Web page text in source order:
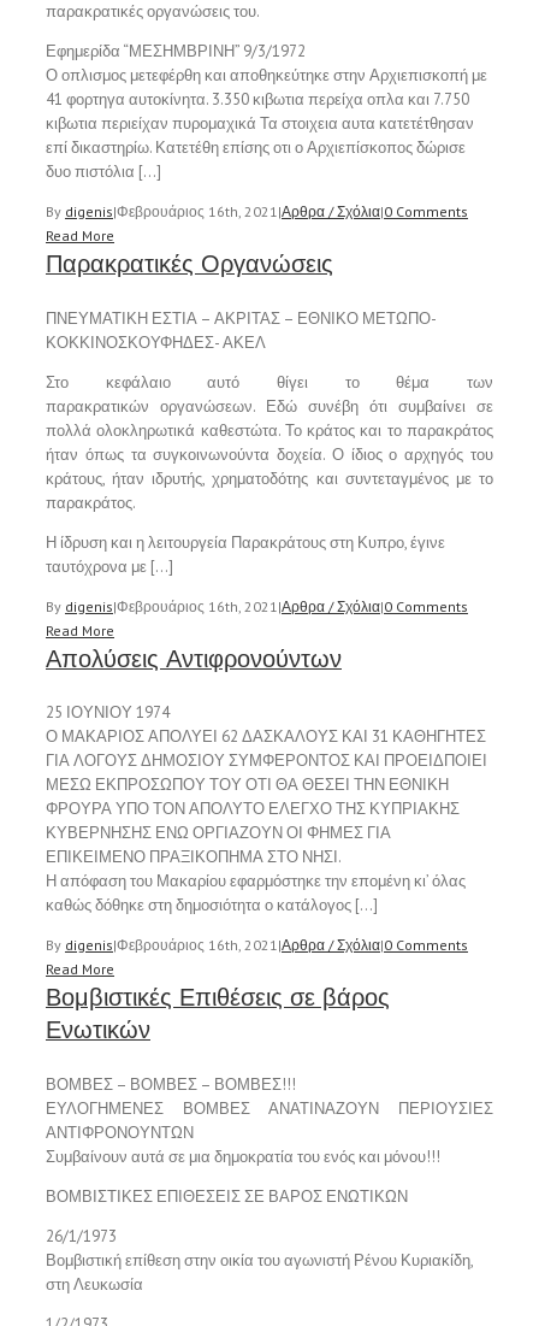
παρακρατικές οργανώσεις του.
Εφημερίδα “ΜΕΣΗΜΒΡΙΝΗ” 9/3/1972
Ο οπλισμος μετεφέρθη και αποθηκεύτηκε στην Αρχιεπισκοπή με
41 φορτηγα αυτοκίνητα. 3.350 κιβωτια περείχα οπλα και 7.750
κιβωτια περιείχαν πυρομαχικά Τα στοιχεια αυτα κατετέτθησαν
επί δικαστηρίω. Κατετέθη επίσης οτι ο Αρχιεπίσκοπος δώρισε
δυο πιστόλια […]
By digenis|Φεβρουάριος 16th, 2021|Αρθρα / Σχόλια|0 Comments
Read More
Παρακρατικές Οργανώσεις
ΠΝΕΥΜΑΤΙΚΗ ΕΣΤΙΑ – ΑΚΡΙΤΑΣ – ΕΘΝΙΚΟ ΜΕΤΩΠΟ-
ΚΟΚΚΙΝΟΣΚΟΥΦΗΔΕΣ- ΑΚΕΛ
Στο κεφάλαιο αυτό θίγει το θέμα των
παρακρατικών οργανώσεων. Εδώ συνέβη ότι συμβαίνει σε
πολλά ολοκληρωτικά καθεστώτα. Το κράτος και το παρακράτος
ήταν όπως τα συγκοινωνούντα δοχεία. Ο ίδιος ο αρχηγός του
κράτους, ήταν ιδρυτής, χρηματοδότης και συντεταγμένος με το
παρακράτος.
Η ίδρυση και η λειτουργεία Παρακράτους στη Κυπρο, έγινε
ταυτόχρονα με […]
By digenis|Φεβρουάριος 16th, 2021 |Αρθρα / Σχόλια|0 Comments
Read More
Απολύσεις Αντιφρονούντων
25 ΙΟΥΝΙΟΥ 1974
Ο ΜΑΚΑΡΙΟΣ ΑΠΟΛΥΕΙ 62 ΔΑΣΚΑΛΟΥΣ ΚΑΙ 31 ΚΑΘΗΓΗΤΕΣ
ΓΙΑ ΛΟΓΟΥΣ ΔΗΜΟΣΙΟΥ ΣΥΜΦΕΡΟΝΤΟΣ ΚΑΙ ΠΡΟΕΙΔΠΟΙΕΙ
ΜΕΣΩ ΕΚΠΡΟΣΩΠΟΥ ΤΟΥ ΟΤΙ ΘΑ ΘΕΣΕΙ ΤΗΝ ΕΘΝΙΚΗ
ΦΡΟΥΡΑ ΥΠΟ ΤΟΝ ΑΠΟΛΥΤΟ ΕΛΕΓΧΟ ΤΗΣ ΚΥΠΡΙΑΚΗΣ
ΚΥΒΕΡΝΗΣΗΣ ΕΝΩ ΟΡΓΙΑΖΟΥΝ ΟΙ ΦΗΜΕΣ ΓΙΑ
ΕΠΙΚΕΙΜΕΝΟ ΠΡΑΞΙΚΟΠΗΜΑ ΣΤΟ ΝΗΣΙ.
Η απόφαση του Μακαρίου εφαρμόστηκε την επομένη κι’ όλας
καθώς δόθηκε στη δημοσιότητα ο κατάλογος […]
By digenis|Φεβρουάριος 16th, 2021|Αρθρα / Σχόλια|0 Comments
Read More
Βομβιστικές Επιθέσεις σε βάρος
Ενωτικών
ΒΟΜΒΕΣ – ΒΟΜΒΕΣ – ΒΟΜΒΕΣ!!!
ΕΥΛΟΓΗΜΕΝΕΣ ΒΟΜΒΕΣ ΑΝΑΤΙΝΑΖΟΥΝ ΠΕΡΙΟΥΣΙΕΣ
ΑΝΤΙΦΡΟΝΟΥΝΤΩΝ
Συμβαίνουν αυτά σε μια δημοκρατία του ενός και μόνου!!!
ΒΟΜΒΙΣΤΙΚΕΣ ΕΠΙΘΕΣΕΙΣ ΣΕ ΒΑΡΟΣ ΕΝΩΤΙΚΩΝ
26/1/1973
Βομβιστική επίθεση στην οικία του αγωνιστή Ρένου Κυριακίδη,
στη Λευκωσία